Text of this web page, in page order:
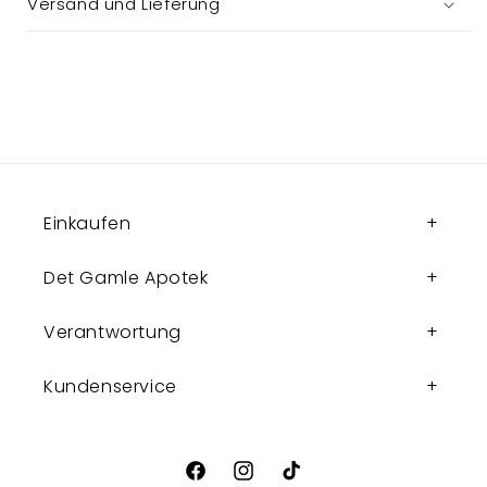
Einkaufen
Det Gamle Apotek
Verantwortung
Kundenservice
FacebookInstagram
TikTok